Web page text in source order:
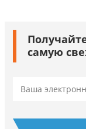
самую